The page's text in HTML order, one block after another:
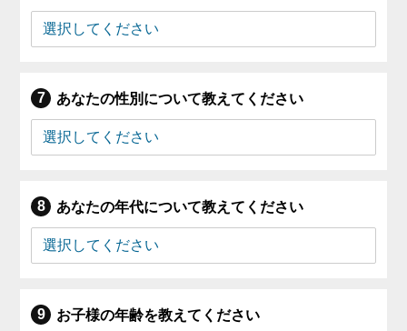
あなたの性別について教えてください
あなたの年代について教えてください
お子様の年齢を教えてください